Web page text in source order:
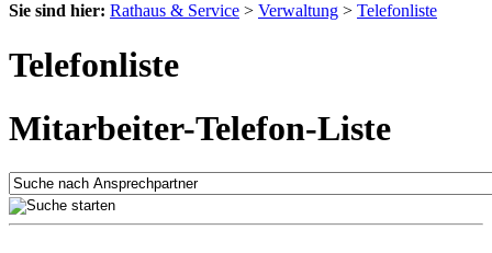
Sie sind hier: Rathaus & Service > Verwaltung > Telefonliste
Telefonliste
Mitarbeiter-Telefon-Liste